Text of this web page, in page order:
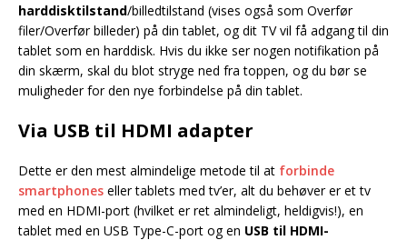
harddisktilstand/billedtilstand (vises også som Overfør
filer/Overfør billeder) på din tablet, og dit TV vil få adgang til din
tablet som en harddisk. Hvis du ikke ser nogen notifikation på
din skærm, skal du blot stryge ned fra toppen, og du bør se
muligheder for den nye forbindelse på din tablet.
Via USB til HDMI adapter
Dette er den mest almindelige metode til at forbinde
smartphones eller tablets med tv’er, alt du behøver er et tv
med en HDMI-port (hvilket er ret almindeligt, heldigvis!), en
tablet med en USB Type-C-port og en USB til HDMI-